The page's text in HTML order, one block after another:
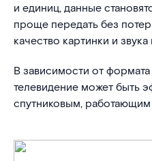
и единиц, данные
проще передать без
качество картинки и
В зависимости от
телевидение может быть
спутниковым, работающим